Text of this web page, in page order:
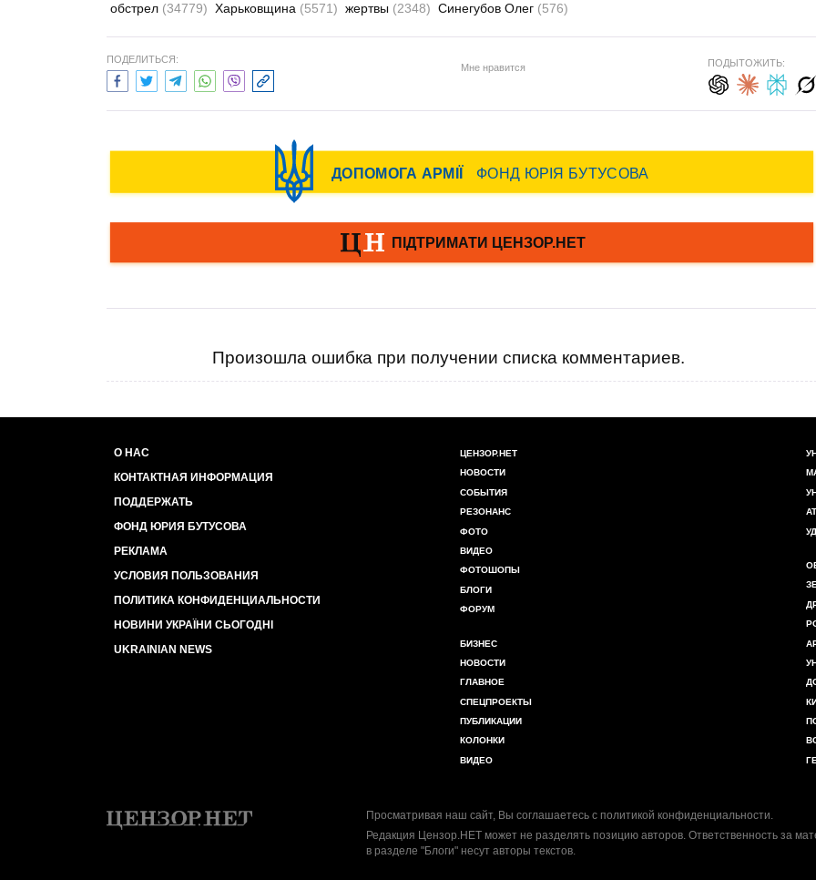
обстрел (34779) Харьковщина (5571) жертвы (2348) Синегубов Олег (576)
ПОДЕЛИТЬСЯ:
Мне нравится ПОДЫТОЖИТЬ:
Произошла ошибка при получении списка комментариев.
О НАС
КОНТАКТНАЯ ИНФОРМАЦИЯ
ПОДДЕРЖАТЬ
ФОНД ЮРИЯ БУТУСОВА
РЕКЛАМА
УСЛОВИЯ ПОЛЬЗОВАНИЯ
ПОЛИТИКА КОНФИДЕНЦИАЛЬНОСТИ
НОВИНИ УКРАЇНИ СЬОГОДНІ
UKRAINIAN NEWS
ЦЕНЗОР.НЕТ
НОВОСТИ
СОБЫТИЯ
РЕЗОНАНС
ФОТО
ВИДЕО
ФОТОШОПЫ
БЛОГИ
ФОРУМ
БИЗНЕС
НОВОСТИ
ГЛАВНОЕ
СПЕЦПРОЕКТЫ
ПУБЛИКАЦИИ
КОЛОНКИ
ВИДЕО
Просматривая наш сайт, Вы соглашаетесь с политикой конфиденциальности.
Редакция Цензор.НЕТ может не разделять позицию авторов. Ответственность за
в разделе "Блоги" несут авторы текстов.